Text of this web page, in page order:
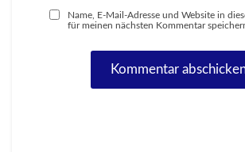
Name, E-Mail-Adresse und Website in
für meinen nächsten Kommentar